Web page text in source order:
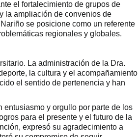
el fortalecimiento de grupos de
la ampliación de convenios de
se posicione como un referente
regionales y globales.
La administración de la Dra.
la cultura y el acompañamiento
el sentido de pertenencia y han
entusiasmo y orgullo por parte de los
para el presente y el futuro de la
expresó su agradecimiento a